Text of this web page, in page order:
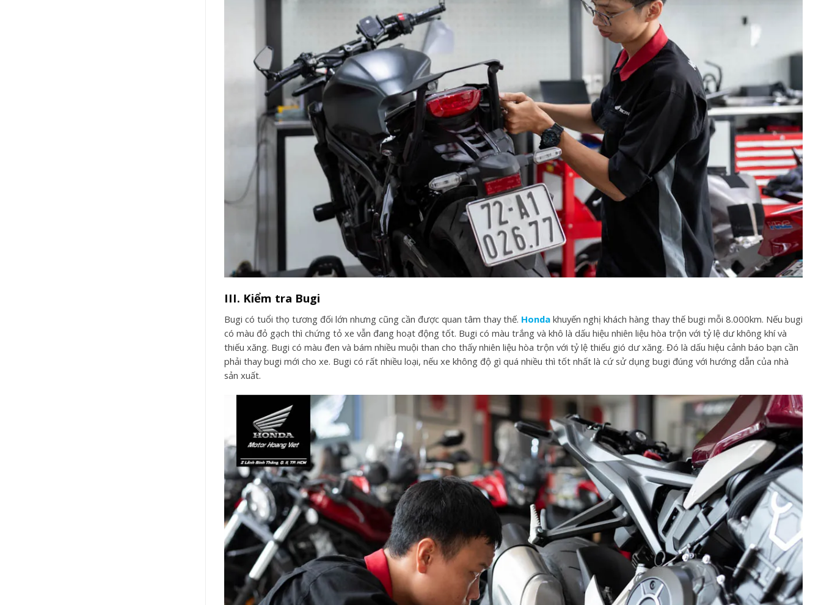
III. Kiểm tra Bugi
Bugi có tuổi thọ tương đối lớn nhưng cũng cần được quan tâm thay thế. Honda khuyến nghị khách hàng thay thế bugi mỗi 8.000km. Nếu bugi
có màu đỏ gạch thì chứng tỏ xe vẫn đang hoạt động tốt. Bugi có màu trắng và khô là dấu hiệu nhiên liệu hòa trộn với tỷ lệ dư không khí và
thiếu xăng. Bugi có màu đen và bám nhiều muội than cho thấy nhiên liệu hòa trộn với tỷ lệ thiếu gió dư xăng. Đó là dấu hiệu cảnh báo bạn cần
phải thay bugi mới cho xe. Bugi có rất nhiều loại, nếu xe không độ gì quá nhiều thì tốt nhất là cứ sử dụng bugi đúng với hướng dẫn của nhà
sản xuất.